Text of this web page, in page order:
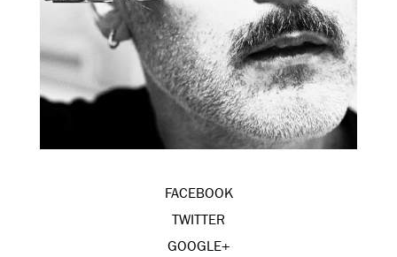
FACEBOOK
TWITTER
GOOGLE+